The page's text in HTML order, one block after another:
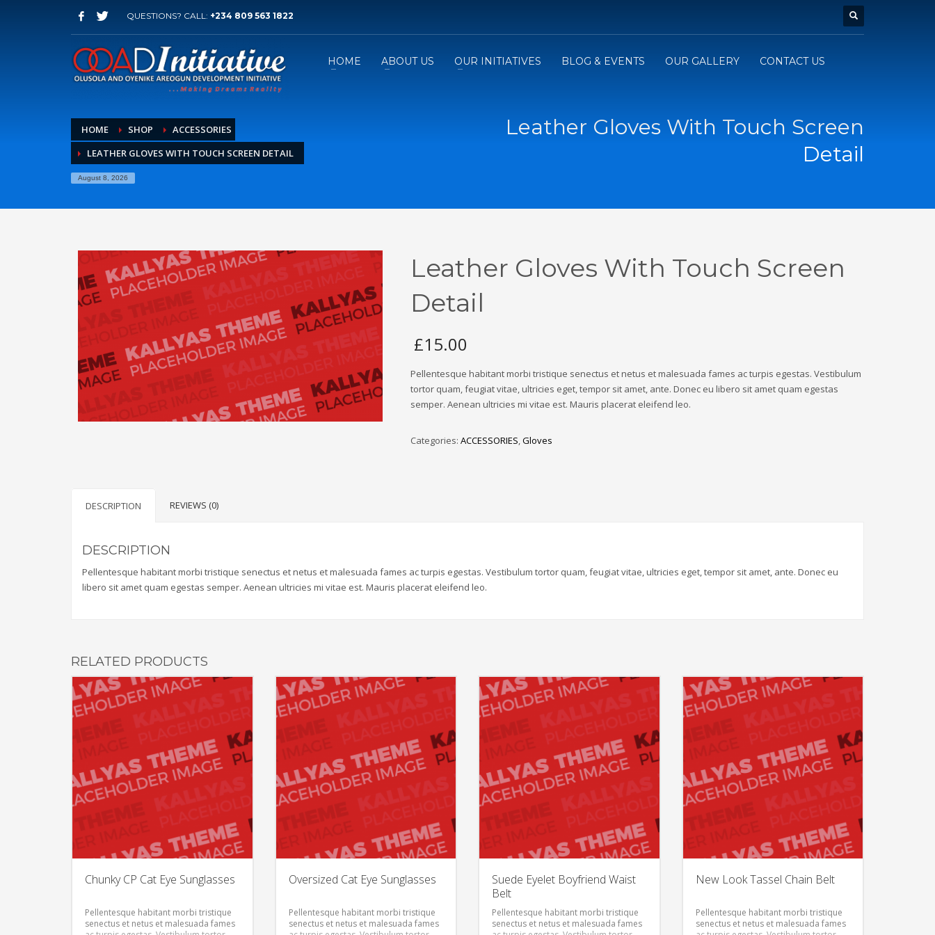
QUESTIONS? CALL: +234 809 563 1822
HOME ABOUT US OUR INITIATIVES BLOG & EVENTS OUR GALLERY CONTACT US
HOME SHOP
ACCESSORIES
LEATHER GLOVES WITH TOUCH SCREEN DETAIL
August 8, 2026
Leather Gloves With Touch Screen
Detail
Leather Gloves With Touch Screen
Detail
£15.00
Pellentesque habitant morbi tristique senectus et netus et malesuada fames ac turpis egestas. Vestibulum
tortor quam, feugiat vitae, ultricies eget, tempor sit amet, ante. Donec eu libero sit amet quam egestas
semper. Aenean ultricies mi vitae est. Mauris placerat eleifend leo.
Categories: ACCESSORIES,Gloves
DESCRIPTION REVIEWS (0)
DESCRIPTION
Pellentesque habitant morbi tristique senectus et netus et malesuada fames ac turpis egestas. Vestibulum tortor quam, feugiat vitae, ultricies eget, tempor sit amet, ante. Donec eu
libero sit amet quam egestas semper. Aenean ultricies mi vitae est. Mauris placerat eleifend leo.
RELATED PRODUCTS
Chunky CP Cat Eye Sunglasses
Pellentesque habitant morbi tristique
senectus et netus et malesuada fames
Oversized Cat Eye Sunglasses
Pellentesque habitant morbi tristique
senectus et netus et malesuada fames
Suede Eyelet Boyfriend Waist
Belt
Pellentesque habitant morbi tristique
senectus et netus et malesuada fames
New Look Tassel Chain Belt
Pellentesque habitant morbi tristique
senectus et netus et malesuada fames